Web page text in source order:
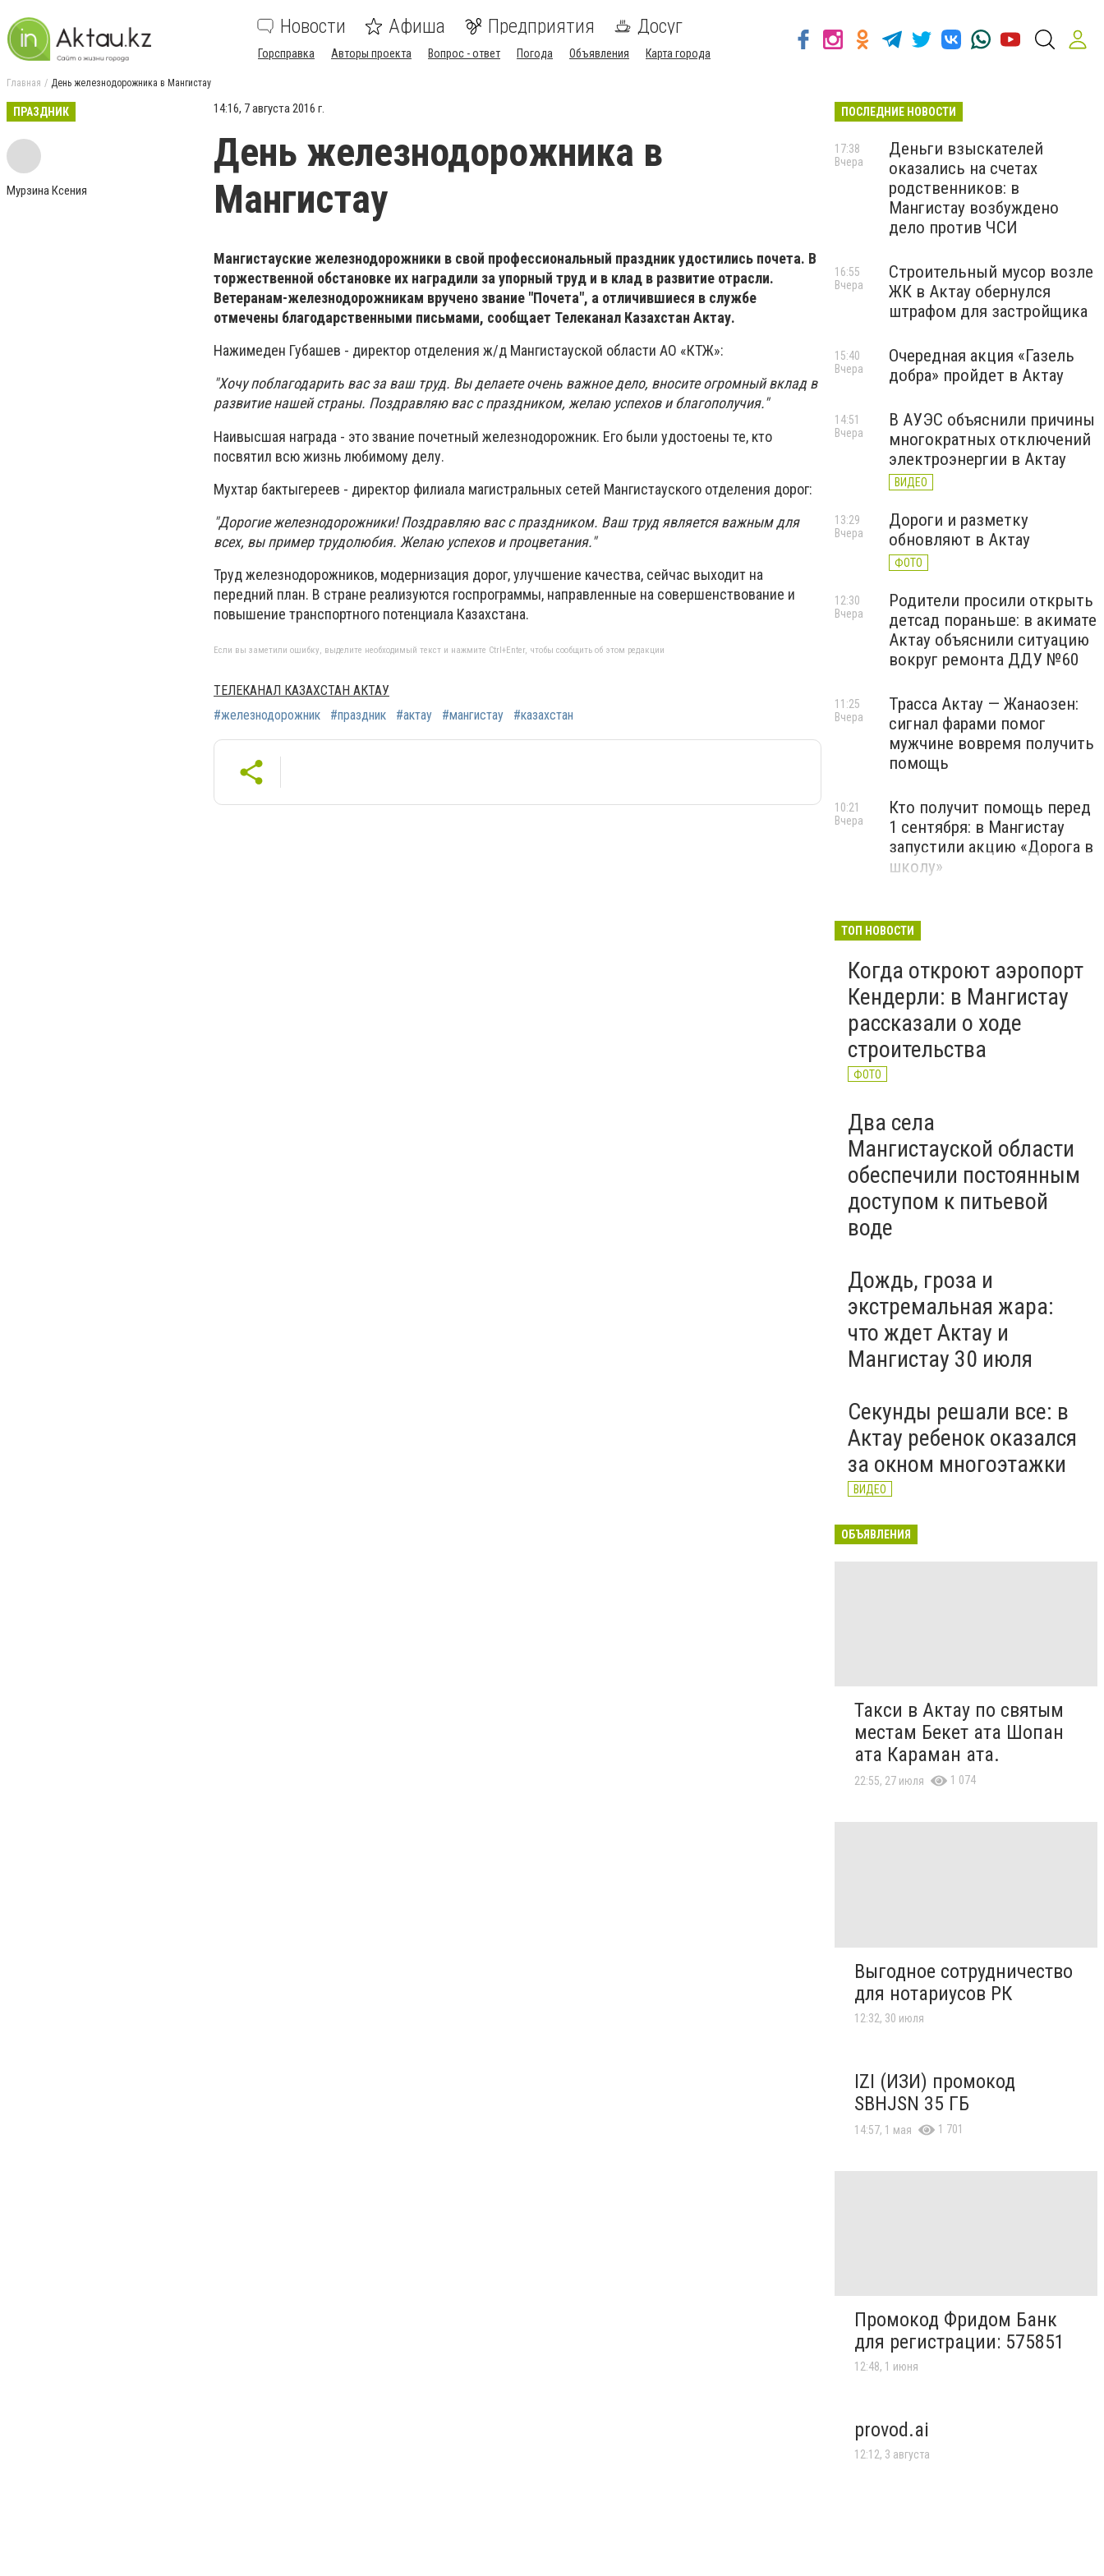
Новости Афиша Предприятия Досуг
Горсправка Авторы проекта Вопрос - ответ Погода Объявления Карта города
Главная День железнодорожника в Мангистау
ПРАЗДНИК
Мурзина Ксения
14:16, 7 августа 2016 г.
День железнодорожника в
Мангистау
Мангистауские железнодорожники в свой профессиональный праздник удостились почета. В
торжественной обстановке их наградили за упорный труд и в клад в развитие отрасли.
Ветеранам-железнодорожникам вручено звание "Почета", а отличившиеся в службе
отмечены благодарственными письмами, сообщает Телеканал Казахстан Актау.
Нажимеден Губашев - директор отделения ж/д Мангистауской области АО «КТЖ»:
"Хочу поблагодарить вас за ваш труд. Вы делаете очень важное дело, вносите огромный вклад в
развитие нашей страны. Поздравляю вас с праздником, желаю успехов и благополучия."
Наивысшая награда - это звание почетный железнодорожник. Его были удостоены те, кто
посвятил всю жизнь любимому делу.
Мухтар бактыгереев - директор филиала магистральных сетей Мангистауского отделения дорог:
"Дорогие железнодорожники! Поздравляю вас с праздником. Ваш труд является важным для
всех, вы пример трудолюбия. Желаю успехов и процветания."
Труд железнодорожников, модернизация дорог, улучшение качества, сейчас выходит на
передний план. В стране реализуются госпрограммы, направленные на совершенствование и
повышение транспортного потенциала Казахстана.
Если вы заметили ошибку, выделите необходимый текст и нажмите Ctrl+Enter, чтобы сообщить об этом редакции
ТЕЛЕКАНАЛ КАЗАХСТАН АКТАУ
#железнодорожник
#праздник #актау #мангистау #казахстан
ПОСЛЕДНИЕ НОВОСТИ
Деньги взыскателей
оказались на счетах
родственников: в
Мангистау возбуждено
дело против ЧСИ
17:38
Вчера
Строительный мусор возле
ЖК в Актау обернулся
штрафом для застройщика
16:55
Вчера
Очередная акция «Газель
добра» пройдет в Актау
15:40
Вчера
В АУЭС объяснили причины
многократных отключений
электроэнергии в Актау
ВИДЕО
14:51
Вчера
Дороги и разметку
обновляют в Актау
ФОТО
13:29
Вчера
Родители просили открыть
детсад пораньше: в акимате
Актау объяснили ситуацию
вокруг ремонта ДДУ №60
12:30
Вчера
Трасса Актау — Жанаозен:
сигнал фарами помог
мужчине вовремя получить
помощь
11:25
Вчера
Кто получит помощь перед
1 сентября: в Мангистау
запустили акцию «Дорога в
школу»
10:21
Вчера
ТОП НОВОСТИ
Когда откроют аэропорт
Кендерли: в Мангистау
рассказали о ходе
строительства
ФОТО
Два села
Мангистауской области
обеспечили постоянным
доступом к питьевой
воде
Дождь, гроза и
экстремальная жара:
что ждет Актау и
Мангистау 30 июля
Секунды решали все: в
Актау ребенок оказался
за окном многоэтажки
ВИДЕО
ОБЪЯВЛЕНИЯ
Такси в Актау по святым
местам Бекет ата Шопан
ата Караман ата.
22:55, 27 июля 1 074
Выгодное сотрудничество
для нотариусов РК
12:32, 30 июля
IZI (ИЗИ) промокод
SBHJSN 35 ГБ
14:57, 1 мая 1 701
Промокод Фридом Банк
для регистрации: 575851
12:48, 1 июня
provod.ai
12:12, 3 августа